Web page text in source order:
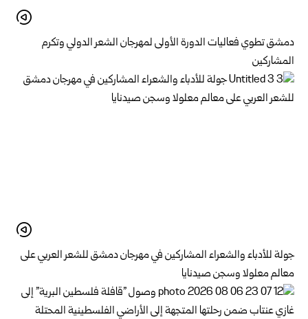
دمشق تطوي فعاليات الدورة الأولى لمهرجان الشعر الدولي وتكرم
المشاركين
جولة للأدباء والشعراء المشاركين في مهرجان دمشق للشعر العربي على
معالم معلولا وسجن صيدنايا